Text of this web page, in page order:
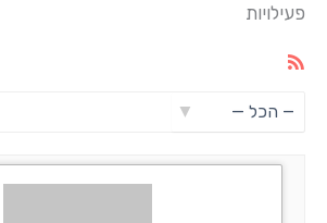
פעילויות
הצג: